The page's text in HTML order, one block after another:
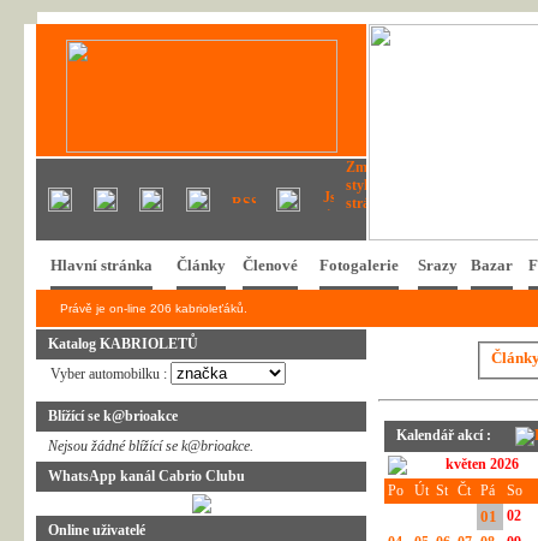
Hlavní stránka Články Členové Fotogalerie Srazy Bazar
Právě je on-line 206 kabrioleťáků.
Katalog KABRIOLETŮ
Vyber automobilku :
Blížící se k@brioakce
Nejsou žádné blížící se k@brioakce.
WhatsApp kanál Cabrio Clubu
Online uživatelé
Kalendář akcí :
květen 2026
Po
Út St Čt Pá So
01
02